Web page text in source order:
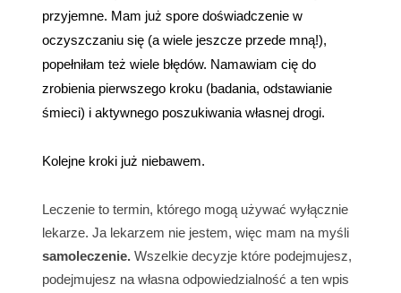
przyjemne. Mam już spore doświadczenie w
oczyszczaniu się (a wiele jeszcze przede mną!),
popełniłam też wiele błędów. Namawiam cię do
zrobienia pierwszego kroku (badania, odstawianie
śmieci) i aktywnego poszukiwania własnej drogi.
Kolejne kroki już niebawem.
Leczenie to termin, którego mogą używać wyłącznie
lekarze. Ja lekarzem nie jestem, więc mam na myśli
samoleczenie. Wszelkie decyzje które podejmujesz,
podejmujesz na własna odpowiedzialność a ten wpis